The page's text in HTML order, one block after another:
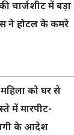
चार्जशीट में बड़ा
ने होटल के कमरे
को घर से
में मारपीट-
के आदेश